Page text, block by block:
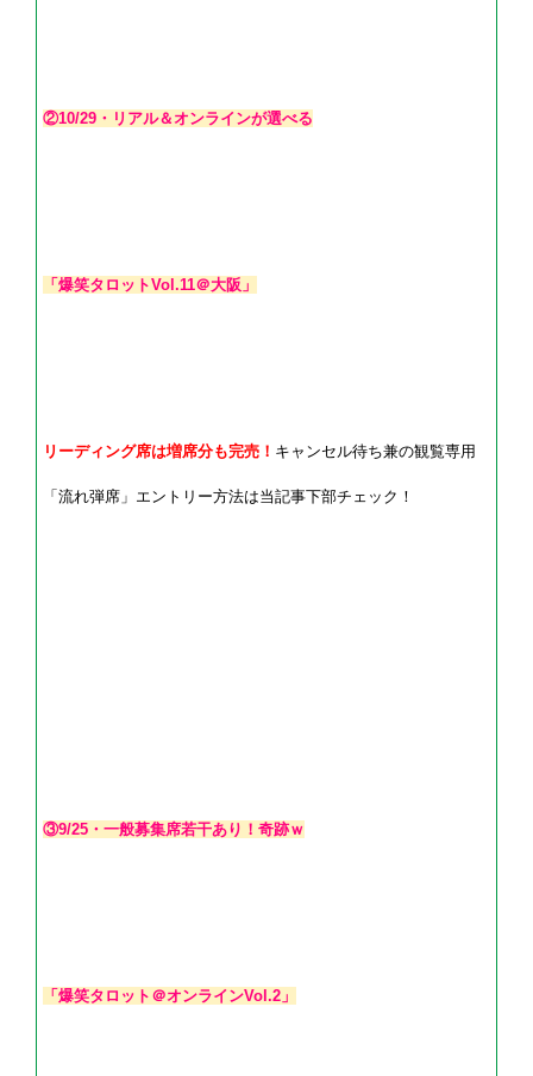
②10/29・リアル＆オンラインが選べる
「爆笑タロットVol.11＠大阪」
リーディング席は増席分も完売！ キャンセル待ち兼の観覧専用
「流れ弾席」エントリー方法は当記事下部チェック！
③9/25・一般募集席若干あり！奇跡ｗ
「爆笑タロット＠オンラインVol.2」